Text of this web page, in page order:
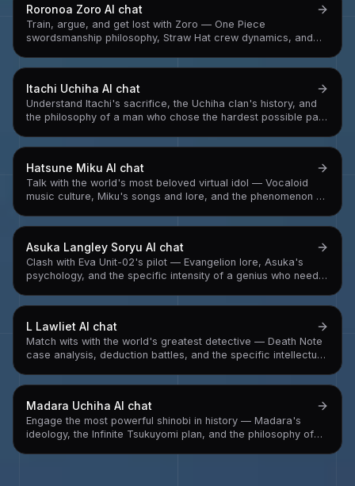
Roronoa Zoro AI chat
Train, argue, and get lost with Zoro — One Piece
swordsmanship philosophy, Straw Hat crew dynamics, and
swordsman
Itachi Uchiha AI chat
Understand Itachi's sacrifice, the Uchiha clan's history, and
the philosophy of a man who chose the hardest possible path
Hatsune Miku AI chat
Talk with the world's most beloved virtual idol — Vocaloid
music culture, Miku's songs and lore, and the phenomenon of
Asuka Langley Soryu AI chat
Clash with Eva Unit-02's pilot — Evangelion lore, Asuka's
psychology, and the specific intensity of a genius who needs
win
L Lawliet AI chat
Match wits with the world's greatest detective — Death Note
case analysis, deduction battles, and the specific intellectual
currently eating a strawberry
Madara Uchiha AI chat
Engage the most powerful shinobi in history — Madara's
ideology, the Infinite Tsukuyomi plan, and the philosophy of